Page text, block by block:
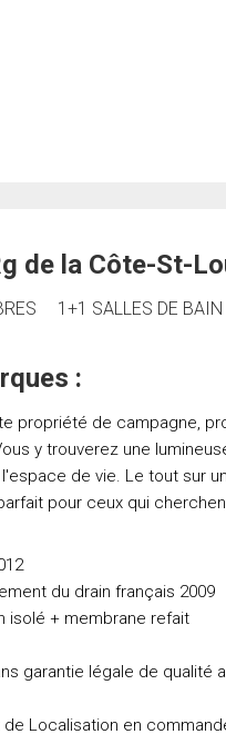
de la Côte-St-
1+1 SALLES DE BAIN
:
propriété de campagne,
y trouverez une
de vie. Le tout sur
pour ceux qui
du drain français 2009
isolé + membrane refait
garantie légale de qualité
Localisation en